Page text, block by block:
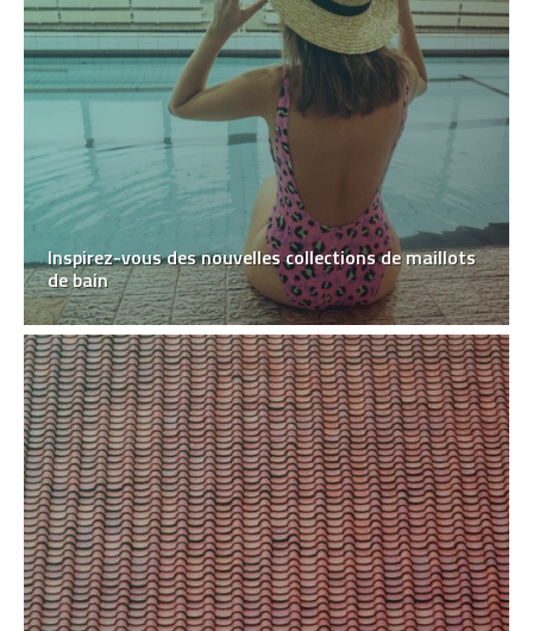
Inspirez-vous des nouvelles collections de maillots
de bain